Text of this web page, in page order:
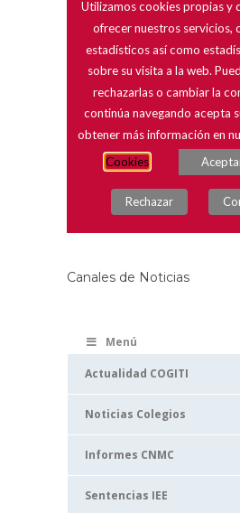
Canales de Noticias
Menú
Actualidad COGITI
Noticias Colegios
Informes CNMC
Sentencias IEE